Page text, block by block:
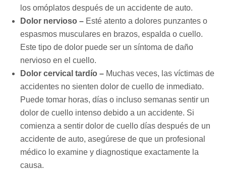
los omóplatos después de un accidente de auto.
Dolor nervioso – Esté atento a dolores punzantes o
espasmos musculares en brazos, espalda o cuello.
Este tipo de dolor puede ser un síntoma de daño
nervioso en el cuello.
Dolor cervical tardío – Muchas veces, las víctimas de
accidentes no sienten dolor de cuello de inmediato.
Puede tomar horas, días o incluso semanas sentir un
dolor de cuello intenso debido a un accidente. Si
comienza a sentir dolor de cuello días después de un
accidente de auto, asegúrese de que un profesional
médico lo examine y diagnostique exactamente la
causa.